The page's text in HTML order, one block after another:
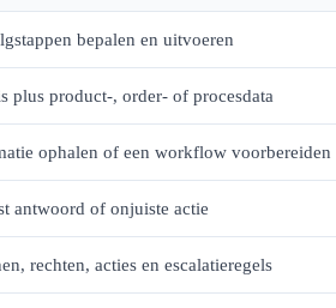
bepalen en uitvoeren
plus product-, order- of procesdata
ophalen of een workflow voorbereiden
antwoord of onjuiste actie
rechten, acties en escalatieregels